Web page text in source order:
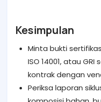
Kesimpulan
Minta bukti
ISO 14001, atau
kontrak dengan
Periksa laporan